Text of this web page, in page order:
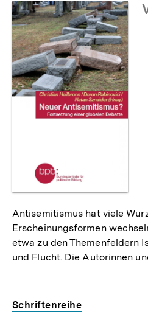
Antisemitismus hat viele
Erscheinungsformen
etwa zu den Themenfeldern
und Flucht. Die Autorinnen
Schriftenreihe